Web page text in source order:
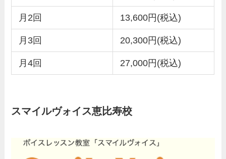
月2回 13,600円(税込)
月3回 20,300円(税込)
月4回 27,000円(税込)
スマイルヴォイス恵比寿校